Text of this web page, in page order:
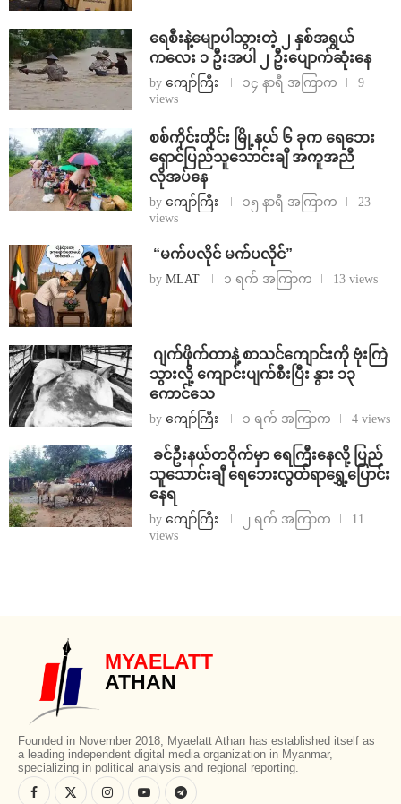
ရေစီးနဲ့မျောပါသွားတဲ့ ၂ နှစ်အရွယ်
ကလေး ၁ ဦးအပါ ၂ ဦးပျောက်ဆုံးနေ
by ကျော်ကြီး ၁၄ နာရီ အကြာက
9
views
စစ်ကိုင်းတိုင်း မြို့နယ် ၆ ခုက ရေဘေး
ရှောင်ပြည်သူသောင်းချီ အကူအညီ
လိုအပ်နေ
by ကျော်ကြီး ၁၅ နာရီ အကြာက
23
views
⁨ ⁨“မက်ပလိုင် မက်ပလိုင်”
by MLAT ၁ ရက် အကြာက 13 views
⁨⁩ ⁨ဂျက်ဖိုက်တာနဲ့ စာသင်ကျောင်းကို ဗုံးကြဲ
သွားလို့ ကျောင်းပျက်စီးပြီး နွား ၁၃
ကောင်သေ
by ကျော်ကြီး ၁ ရက် အကြာက 4 views
⁩ ⁨ခင်ဦးနယ်တဝိုက်မှာ ရေကြီးနေလို့ ပြည်
သူသောင်းချီ ရေဘေးလွတ်ရာရွှေ့ပြောင်း
နေရ
by ကျော်ကြီး ၂ ရက် အကြာက
11
views
MYAELATT
ATHAN
Founded in November 2018, Myaelatt Athan has established itself as
a leading independent digital media organization in Myanmar,
specializing in political analysis and regional reporting.